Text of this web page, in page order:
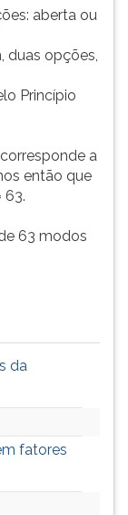
aberta ou
duas opções,
Princípio
a
então que
63.
63 modos
da
fatores